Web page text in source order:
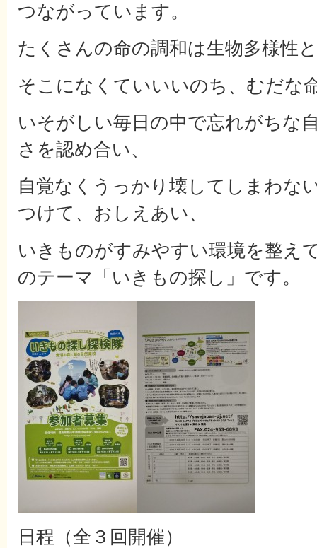
つながっています。
たくさんの命の調和は生物多様性
そこになくていいいのち、むだな
いそがしい毎日の中で忘れがちな
さを認め合い、
自覚なくうっかり壊してしまわな
つけて、おしえあい、
いきものがすみやすい環境を整え
のテーマ「いきもの探し」です。
日程（全３回開催）